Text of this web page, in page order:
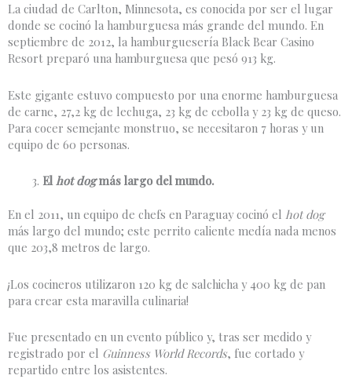
La ciudad de Carlton, Minnesota, es conocida por ser el lugar
donde se cocinó la hamburguesa más grande del mundo. En
septiembre de 2012, la hamburguesería Black Bear Casino
Resort preparó una hamburguesa que pesó 913 kg.
Este gigante estuvo compuesto por una enorme hamburguesa
de carne, 27,2 kg de lechuga, 23 kg de cebolla y 23 kg de queso.
Para cocer semejante monstruo, se necesitaron 7 horas y un
equipo de 60 personas.
Elhot dogmás largo del mundo.
En el 2011, un equipo de chefs en Paraguay cocinó el hot dog
más largo del mundo; este perrito caliente medía nada menos
que 203,8 metros de largo.
¡Los cocineros utilizaron 120 kg de salchicha y 400 kg de pan
para crear esta maravilla culinaria!
Fue presentado en un evento público y, tras ser medido y
registrado por el Guinness World Records, fue cortado y
repartido entre los asistentes.